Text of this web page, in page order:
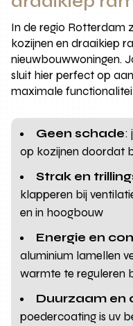
In de regio Rotterdam
kozijnen en draaikiep
nieuwbouwwoningen.
sluit hier perfect op
maximale
Geen schade:
op kozijnen doordat
Strak en
klapperen bij
en in hoogbouw
Energie en
aluminium lamellen
warmte te reguleren
Duurzaam en
poedercoating is uv